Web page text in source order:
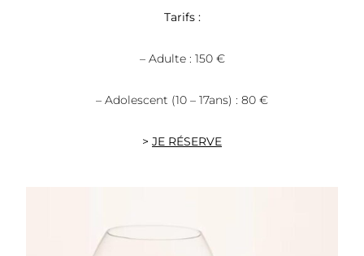
Tarifs :
– Adulte : 150 €
– Adolescent (10 – 17ans) : 80 €
> JE RÉSERVE